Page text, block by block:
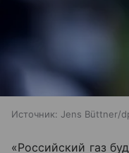
Источник: Jens Büttner/
«Российский газ